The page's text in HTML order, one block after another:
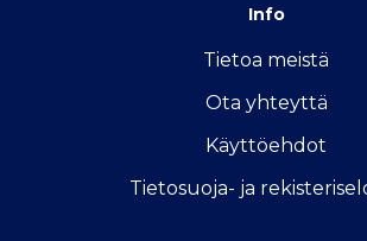
Info
Tietoa meistä
Ota yhteyttä
Käyttöehdot
Tietosuoja- ja